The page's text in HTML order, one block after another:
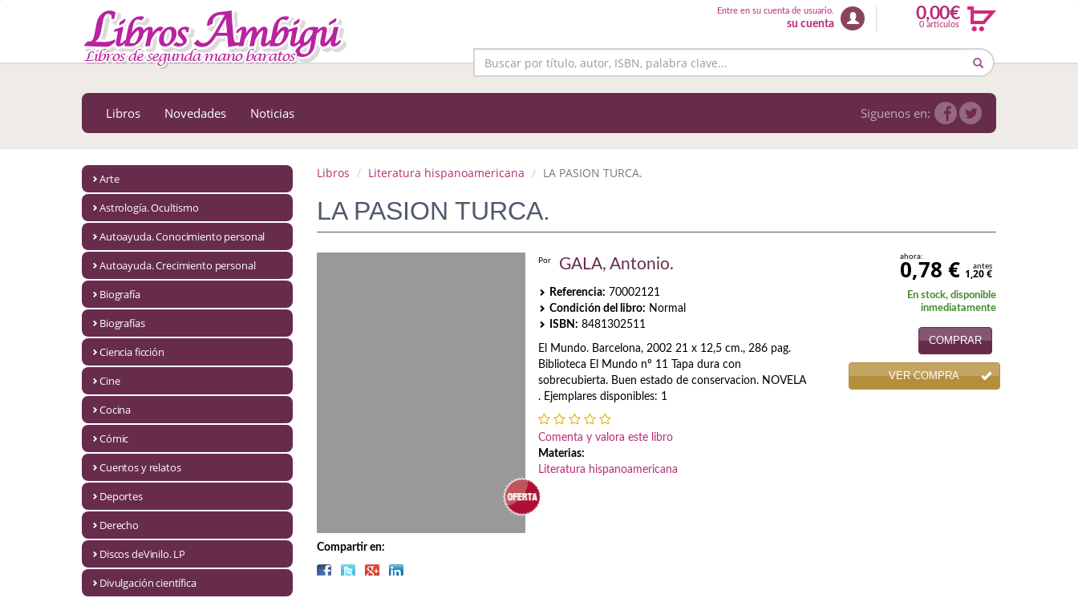
MENÚ PRINCIPAL
Astrología. Ocultismo
Autoayuda. Conocimiento personal
Autoayuda. Crecimiento personal
Ciencia ficción
Cuentos y relatos
Entre en su cuenta de usuario.
su cuenta
0,00€
0 articulos
Libros Novedades Noticias Siguenos en:
Arte
Astrología. Ocultismo
Autoayuda. Conocimiento personal
Autoayuda. Crecimiento personal
Biografía
Biografías
Ciencia ficción
Cine
Cocina
Cómic
Cuentos y relatos
Deportes
Derecho
Discos deVinilo. LP
Divulgación científica
Libros Literatura hispanoamericana LA PASION TURCA.
LA PASION TURCA.
Compartir en:
Por GALA, Antonio.
Referencia: 70002121
Condición del libro: Normal
ISBN: 8481302511
El Mundo. Barcelona, 2002 21 x 12,5 cm., 286 pag.
Biblioteca El Mundo nº 11 Tapa dura con
sobrecubierta. Buen estado de conservacion. NOVELA
. Ejemplares disponibles: 1
Comenta y valora este libro
Materias:
Literatura hispanoamericana
ahora:
0,78 € antes
1,20 €
En stock, disponible
inmediatamente
COMPRAR
VER COMPRA